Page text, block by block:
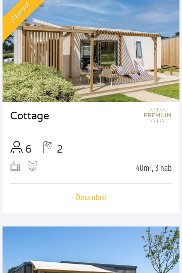
¡Nuevo!
Cottage
6 2
40m², 3 hab
Descubrir